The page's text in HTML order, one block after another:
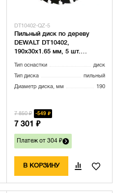
DT10402-QZ-5
Пильный диск по дереву
DEWALT DT10402,
190х30х1.65 мм, 5 шт.
Тип оснастки диск
Тип диска пильный
Диаметр диска, мм 190
7 850 ₽ 549 ₽
7 301 ₽
Платеж от 304 ₽
В КОРЗИНУ